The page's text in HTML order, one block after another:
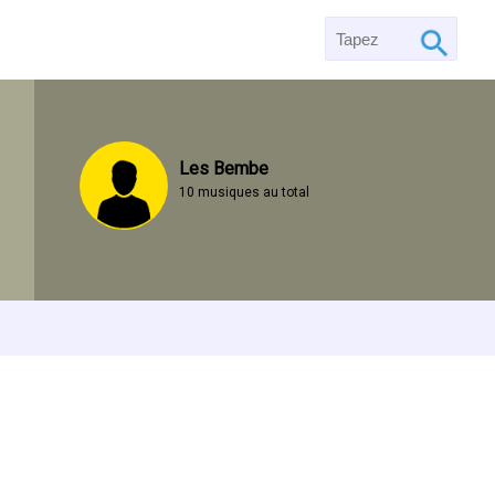
Les Bembe
10 musiques au total